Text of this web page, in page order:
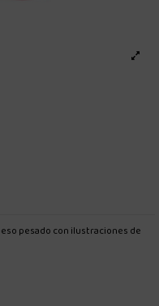
pesado con ilustraciones de